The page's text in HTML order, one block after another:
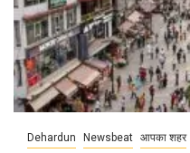
Dehardun Newsbeat आपका शहर